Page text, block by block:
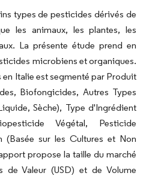
types de pesticides dérivés de
les animaux, les plantes, les
La présente étude prend en
microbiens et organiques.
Italie est segmenté par Produit
Biofongicides, Autres Types
Sèche), Type d'Ingrédient
Végétal, Pesticide
(Basée sur les Cultures et Non
propose la taille du marché
de Valeur (USD) et de Volume